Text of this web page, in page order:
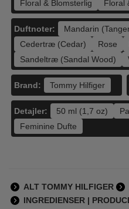
Duftnoter: Mandarin
Cedertræ (Cedar)
Rose
Sandeltræ (Sandal Wood)
Floral & Blomsterlig
Floral
Brand: Tommy Hilfiger
Detajler: 50 ml (1,7 oz)
Feminine Dufte
ALT TOMMY HILFIGER
INGREDIENSER |